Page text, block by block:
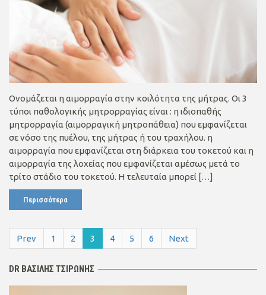
Ονομάζεται η αιμορραγία στην κοιλότητα της μήτρας. Οι 3
τύποι παθολογικής μητρορραγίας είναι : η ιδιοπαθής
μητρορραγία (αιμορραγική μητροπάθεια) που εμφανίζεται
σε νόσο της πυέλου, της μήτρας ή του τραχήλου. η
αιμορραγία που εμφανίζεται στη διάρκεια του τοκετού και η
αιμορραγία της λοχείας που εμφανίζεται αμέσως μετά το
τρίτο στάδιο του τοκετού. Η τελευταία μπορεί […]
Περισσότερα
Prev 1 2 3 4 5 6 Next
DR ΒΑΣΙΛΗΣ ΤΣΙΡΩΝΗΣ